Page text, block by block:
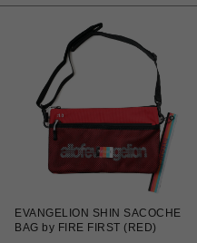
EVANGELION SHIN SACOCHE
BAG by FIRE FIRST (RED)